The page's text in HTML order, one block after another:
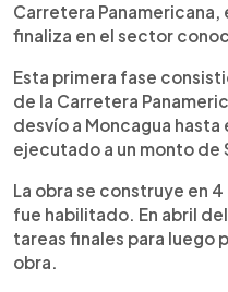
Carretera Panamericana,
finaliza en el sector
Esta primera fase
de la Carretera
desvío a Moncagua
ejecutado a un monto de
La obra se construye en
fue habilitado. En abril
tareas finales para luego
obra.